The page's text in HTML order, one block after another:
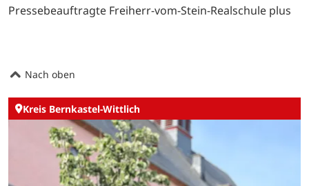
Pressebeauftragte Freiherr-vom-Stein-Realschule plus
Nach oben
Kreis Bernkastel-Wittlich